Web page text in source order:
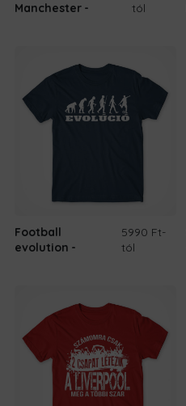
Manchester
tól
Football
evolution
5990 Ft-
tól